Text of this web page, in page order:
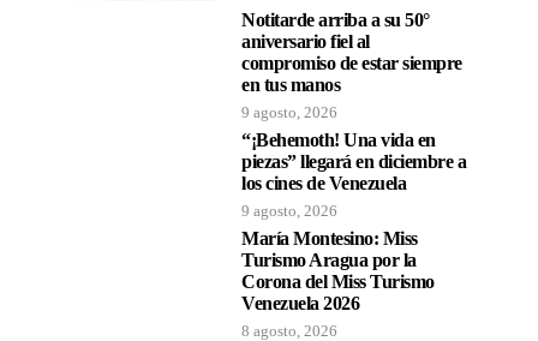
Notitarde arriba a su 50°
aniversario fiel al
compromiso de estar siempre
en tus manos
9 agosto, 2026
“¡Behemoth! Una vida en
piezas” llegará en diciembre a
los cines de Venezuela
9 agosto, 2026
María Montesino: Miss
Turismo Aragua por la
Corona del Miss Turismo
Venezuela 2026
8 agosto, 2026